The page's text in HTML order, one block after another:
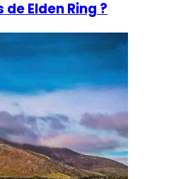
Elden Ring ?